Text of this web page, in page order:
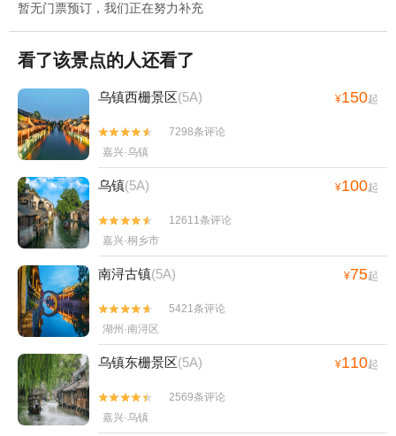
暂无门票预订，我们正在努力补充
看了该景点的人还看了
乌镇西栅景区(5A) ¥150起


7298条评论
嘉兴·乌镇
乌镇(5A) ¥100起


12611条评论
嘉兴·桐乡市
南浔古镇(5A) ¥75起


5421条评论
湖州·南浔区
乌镇东栅景区(5A) ¥110起


2569条评论
嘉兴·乌镇